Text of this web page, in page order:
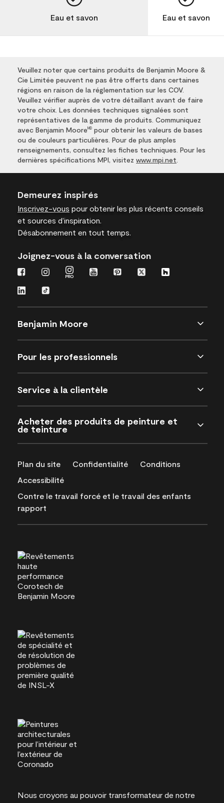
Eau et savon Eau et savon
Veuillez noter que certains produits de Benjamin Moore &
Cie Limitée peuvent ne pas être offerts dans certaines
régions en raison de la réglementation sur les COV.
Veuillez vérifier auprès de votre détaillant avant de faire
votre choix. Les données techniques signalées sont
représentatives de la gamme de produits. Communiquez
avec Benjamin Moore MD pour obtenir les valeurs de bases
ou de couleurs particulières. Pour de plus amples
renseignements, consultez les fiches techniques. Pour les
dernières spécifications MPI, visitez www.mpi.net
Demeurez inspirés
Inscrivez-vous pour obtenir les plus récents conseils
et sources d’inspiration.
Désabonnement en tout temps.
Joignez-vous à la conversation
Benjamin Moore
Pour les professionnels
Service à la clientèle
Acheter des produits de peinture et
de teinture
Plan du site Confidentialité
Conditions
Accessibilité
Contre le travail forcé et le travail des enfants
rapport
Nous croyons au pouvoir transformateur de notre